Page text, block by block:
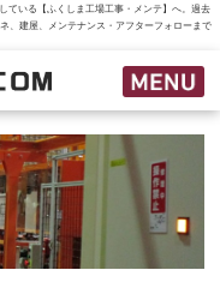
ている【ふくしま工場工事・メンテ】へ。過去
、建屋、メンテナンス・アフターフォローまで